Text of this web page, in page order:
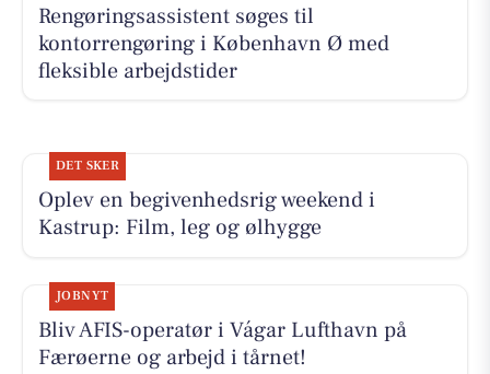
Rengøringsassistent søges til
kontorrengøring i København Ø med
fleksible arbejdstider
DET SKER
Oplev en begivenhedsrig weekend i
Kastrup: Film, leg og ølhygge
JOBNYT
Bliv AFIS-operatør i Vágar Lufthavn på
Færøerne og arbejd i tårnet!